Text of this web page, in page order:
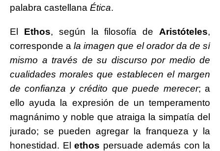
palabra castellana Ética.
El Ethos, según la filosofía de Aristóteles,
corresponde ala imagen que el orador da de sí
mismo a través de su discurso por medio de
cualidades morales que establecen el margen
de confianza y crédito que puede merecer; a
ello ayuda la expresión de un temperamento
magnánimo y noble que atraiga la simpatía del
jurado; se pueden agregar la franqueza y la
honestidad. El ethos persuade además con la